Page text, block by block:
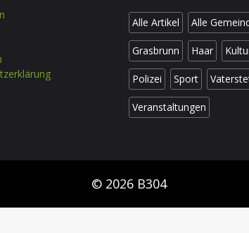
Alle Artikel Alle
Grasbrunn Haar
Polizei Sport
Veranstaltungen
© 2026 B304